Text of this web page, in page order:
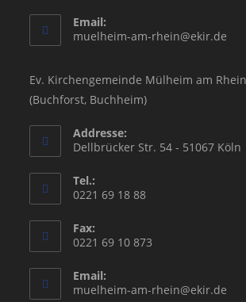
Email:
muelheim-am-rhein@ekir.de
Ev. Kirchengemeinde Mülheim am
(Buchforst, Buchheim)
Addresse:
Dellbrücker Str. 54 - 51067 Köln
Tel.:
0221 69 18 88
Fax:
0221 69 10 873
Email:
muelheim-am-rhein@ekir.de